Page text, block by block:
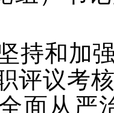
持和加
评议考
面从严